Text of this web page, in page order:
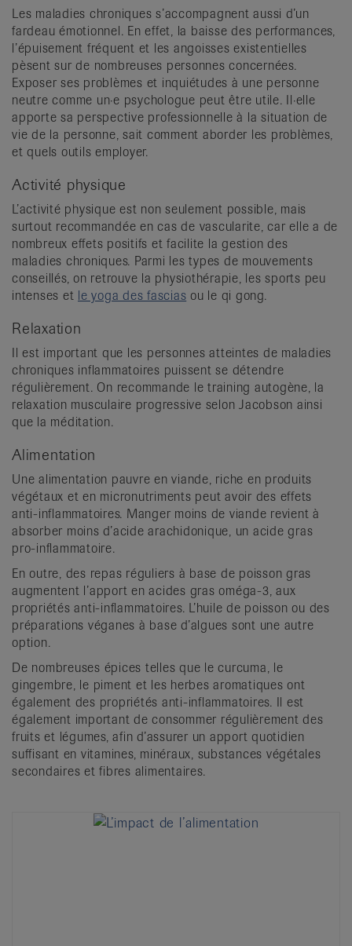
Les maladies chroniques s’accompagnent aussi d’un
fardeau émotionnel. En effet, la baisse des performances,
l’épuisement fréquent et les angoisses existentielles
pèsent sur de nombreuses personnes concernées.
Exposer ses problèmes et inquiétudes à une personne
neutre comme un·e psychologue peut être utile. Il·elle
apporte sa perspective professionnelle à la situation de
vie de la personne, sait comment aborder les problèmes,
et quels outils employer.
Activité physique
L’activité physique est non seulement possible, mais
surtout recommandée en cas de vascularite, car elle a de
nombreux effets positifs et facilite la gestion des
maladies chroniques. Parmi les types de mouvements
conseillés, on retrouve la physiothérapie, les sports peu
intenses et le yoga des fascias ou le qi gong.
Relaxation
Il est important que les personnes atteintes de maladies
chroniques inflammatoires puissent se détendre
régulièrement. On recommande le training autogène, la
relaxation musculaire progressive selon Jacobson ainsi
que la méditation.
Alimentation
Une alimentation pauvre en viande, riche en produits
végétaux et en micronutriments peut avoir des effets
anti-inflammatoires. Manger moins de viande revient à
absorber moins d’acide arachidonique, un acide gras
pro-inflammatoire.
En outre, des repas réguliers à base de poisson gras
augmentent l’apport en acides gras oméga-3, aux
propriétés anti-inflammatoires. L’huile de poisson ou des
préparations véganes à base d’algues sont une autre
option.
De nombreuses épices telles que le curcuma, le
gingembre, le piment et les herbes aromatiques ont
également des propriétés anti-inflammatoires. Il est
également important de consommer régulièrement des
fruits et légumes, afin d’assurer un apport quotidien
suffisant en vitamines, minéraux, substances végétales
secondaires et fibres alimentaires.